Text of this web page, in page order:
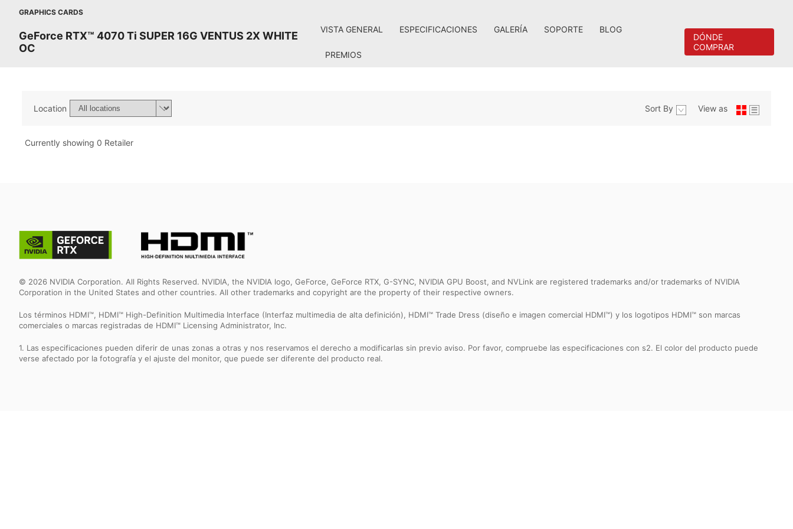
GRAPHICS CARDS
GeForce RTX™ 4070 Ti SUPER 16G VENTUS 2X WHITE
OC
VISTA GENERAL ESPECIFICACIONES GALERÍA SOPORTE BLOG
PREMIOS
DÓNDE
COMPRAR
Location Sort By View as
Currently showing 0 Retailer
© 2026 NVIDIA Corporation. All Rights Reserved. NVIDIA, the NVIDIA logo, GeForce, GeForce RTX, G-SYNC, NVIDIA GPU Boost, and NVLink are registered trademarks and/or trademarks of NVIDIA
Corporation in the United States and other countries. All other trademarks and copyright are the property of their respective owners.
Los términos HDMI™, HDMI™ High-Definition Multimedia Interface (Interfaz multimedia de alta definición), HDMI™ Trade Dress (diseño e imagen comercial HDMI™) y los logotipos HDMI™ son marcas
comerciales o marcas registradas de HDMI™ Licensing Administrator, Inc.
1. Las especificaciones pueden diferir de unas zonas a otras y nos reservamos el derecho a modificarlas sin previo aviso. Por favor, compruebe las especificaciones con s2. El color del producto puede
verse afectado por la fotografía y el ajuste del monitor, que puede ser diferente del producto real.